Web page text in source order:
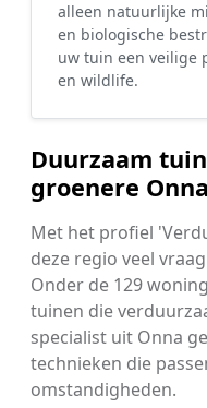
alleen natuurlijke
en biologische
uw tuin een veilige
en wildlife.
Duurzaam
groenere Onna
Met het profiel
deze regio veel
Onder de 129
tuinen die
specialist uit Onna
technieken die
omstandigheden.